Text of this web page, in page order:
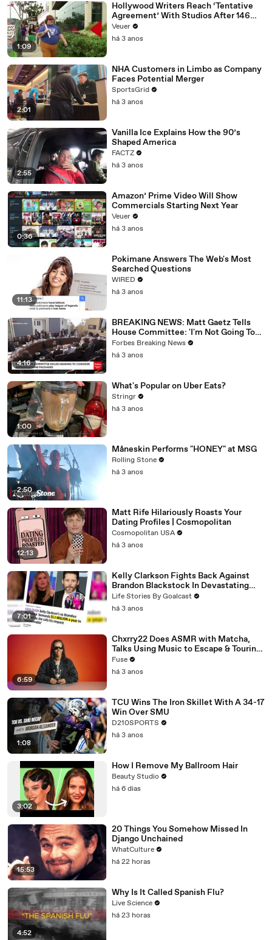
1:09
Hollywood Writers Reach ‘Tentative
Agreement’ With Studios After 146
Day Strike
Veuer
há 3 anos
2:01
NHA Customers in Limbo as Company
Faces Potential Merger
SportsGrid
há 3 anos
2:55
Vanilla Ice Explains How the 90’s
Shaped America
FACTZ
há 3 anos
0:36
Amazon’ Prime Video Will Show
Commercials Starting Next Year
Veuer
há 3 anos
11:13
Pokimane Answers The Web's Most
Searched Questions
WIRED
há 3 anos
4:16
BREAKING NEWS: Matt Gaetz Tells
House Committee: 'I'm Not Going To
Vote For A Continuing Resolution'
Forbes Breaking News
há 3 anos
1:00
What's Popular on Uber Eats?
Stringr
há 3 anos
2:50
Måneskin Performs "HONEY" at MSG
Rolling Stone
há 3 anos
12:13
Matt Rife Hilariously Roasts Your
Dating Profiles | Cosmopolitan
Cosmopolitan USA
há 3 anos
7:01
Kelly Clarkson Fights Back Against
Brandon Blackstock In Devastating
Divorce Battle
Life Stories By Goalcast
há 3 anos
6:59
Chxrry22 Does ASMR with Matcha,
Talks Using Music to Escape & Touring
with The Weeknd
Fuse
há 3 anos
1:08
TCU Wins The Iron Skillet With A 34-17
Win Over SMU
D210SPORTS
há 3 anos
3:02
How I Remove My Ballroom Hair
Beauty Studio
há 6 dias
15:53
20 Things You Somehow Missed In
Django Unchained
WhatCulture
há 22 horas
4:52
Why Is It Called Spanish Flu?
Live Science
há 23 horas